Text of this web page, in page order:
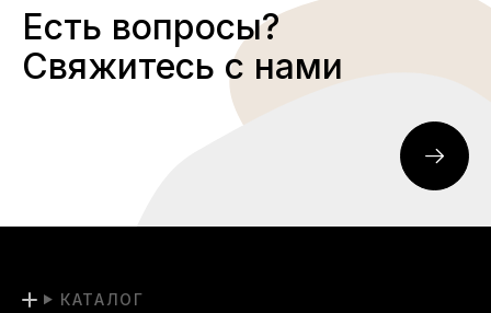
Есть вопросы?
Свяжитесь с нами
КАТАЛОГ